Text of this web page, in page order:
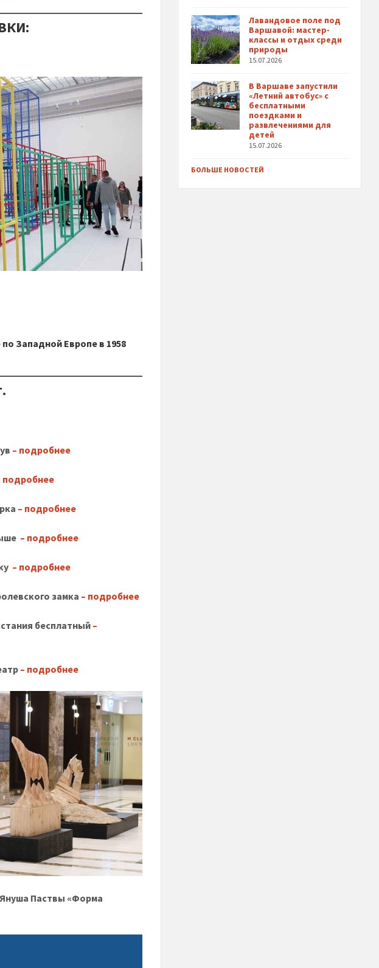
Западной Европе в 1958
– подробнее
подробнее
– подробнее
– подробнее
– подробнее
замка – подробнее
бесплатный –
– подробнее
Паствы «Форма
Лавандовое поле под
Варшавой: мастер-
классы и отдых среди
природы
15.07.2026
В Варшаве запустили
«Летний автобус» с
бесплатными
поездками и
развлечениями для
детей
15.07.2026
БОЛЬШЕ НОВОСТЕЙ